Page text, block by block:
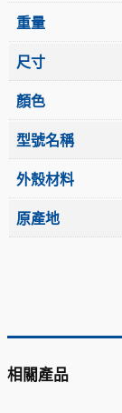
重量
尺寸
顏色
型號名稱
外殼材料
原產地
相關產品